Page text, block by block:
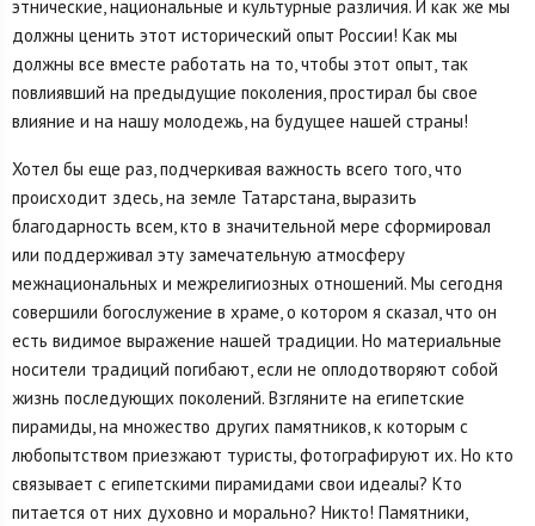
этнические, национальные и культурные различия. И как же мы
должны ценить этот исторический опыт России! Как мы
должны все вместе работать на то, чтобы этот опыт, так
повлиявший на предыдущие поколения, простирал бы свое
влияние и на нашу молодежь, на будущее нашей страны!
Хотел бы еще раз, подчеркивая важность всего того, что
происходит здесь, на земле Татарстана, выразить
благодарность всем, кто в значительной мере сформировал
или поддерживал эту замечательную атмосферу
межнациональных и межрелигиозных отношений. Мы сегодня
совершили богослужение в храме, о котором я сказал, что он
есть видимое выражение нашей традиции. Но материальные
носители традиций погибают, если не оплодотворяют собой
жизнь последующих поколений. Взгляните на египетские
пирамиды, на множество других памятников, к которым с
любопытством приезжают туристы, фотографируют их. Но кто
связывает с египетскими пирамидами свои идеалы? Кто
питается от них духовно и морально? Никто! Памятники,